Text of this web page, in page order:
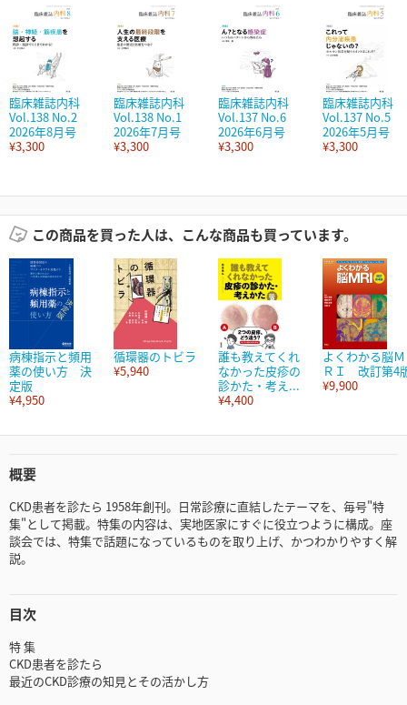
臨床雑誌内科
Vol.138 No.2
2026年8月号
¥3,300
臨床雑誌内科
Vol.138 No.1
2026年7月号
¥3,300
臨床雑誌内科
Vol.137 No.6
2026年6月号
¥3,300
臨床雑誌内科
Vol.137 No.5
2026年5月号
¥3,300
この商品を買った人は、こんな商品も買っています。
病棟指示と頻用
薬の使い方 決
定版
¥4,950
循環器のトビラ
¥5,940
誰も教えてくれ
なかった皮疹の
診かた・考え...
¥4,400
よくわかる脳Ｍ
ＲＩ 改訂第4
¥9,900
概要
CKD患者を診たら 1958年創刊。日常診療に直結したテーマを、毎号"特
集"として掲載。特集の内容は、実地医家にすぐに役立つように構成。座
談会では、特集で話題になっているものを取り上げ、かつわかりやすく解
説。
目次
特 集
CKD患者を診たら
最近のCKD診療の知見とその活かし方